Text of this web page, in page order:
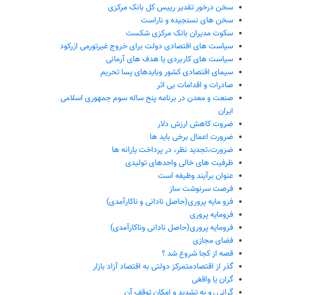
سخن درخور تقدیر رییس کل بانک مرکزی
سخن های نسنجیده و ناراست
سکوت مدیران بانک مرکزی شکست
سیاست های اقتصادی دولت برای خروج غیرتورمی ازرکود
سیاست های کاربردی یا هدف های آرمانی
سیمای اقتصادی کشور وبایدهای پسا تحریم
صادرات و اقدامات بی اثر
صنعت و معدن در برنامه پنح ساله سوم جمهوری اسلامی
ایران
ضروت کاهش ارزش دلار
ضرورت اعمال برخی باید ها
ضرورت،تجدید نظر، در پرداخت یارانه ها
ظرفیت های خالی واحدهای تولیدی
عنوان برآیند وظیفه است
فرصت سرنوشت ساز
فرو مایه پروری(حاصل نادانی و ناکارآمدی)
فرومایه پروری
فرومایه پروری(حاصل نادانی وناکارآمدی)
فضای مجازی
قصه از کجا شروع شد ؟
گذر از اقتصادمتمرکز دولتی به اقتصاد آزاد بازار
گران یا واقغی